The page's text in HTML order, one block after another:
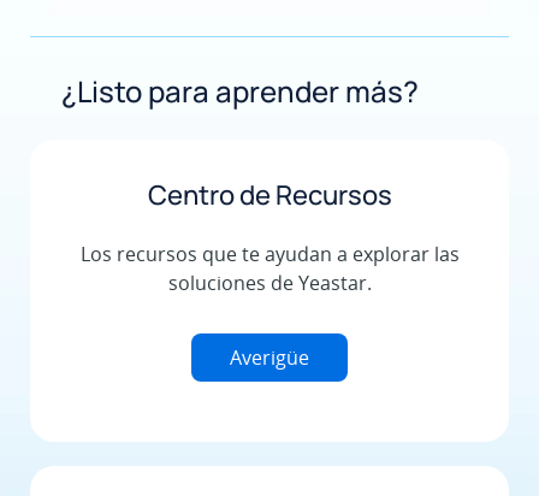
¿Listo para aprender más?
Centro de Recursos
Los recursos que te ayudan a explorar las
soluciones de Yeastar.
Averigüe